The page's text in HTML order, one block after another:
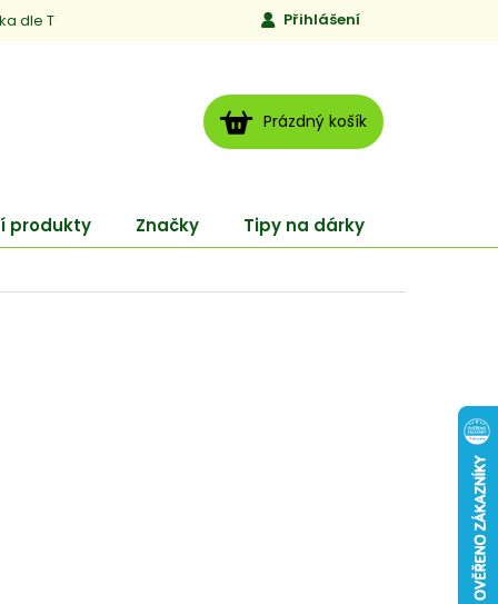
dle TCM Jen to, čemu věříme
Přihlášení
NÁKUPNÍ
KOŠÍK
Prázdný košík
produkty Značky Tipy na dárky